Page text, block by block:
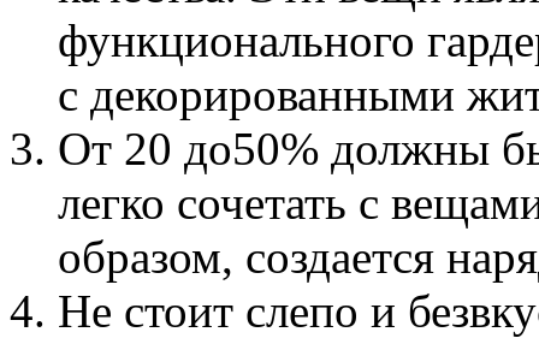
функционального
с декорированными
От 20 до50% должны
легко сочетать с
образом, создается
Не стоит слепо и